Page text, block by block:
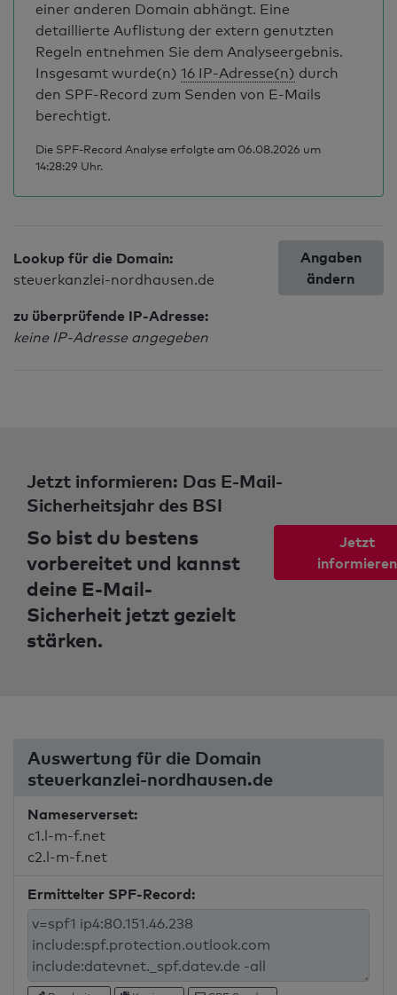
einer anderen Domain abhängt. Eine
detaillierte Auflistung der extern genutzten
Regeln entnehmen Sie dem Analyseergebnis.
Insgesamt wurde(n) 16 IP-Adresse(n) durch
den SPF-Record zum Senden von E-Mails
berechtigt.
Die SPF-Record Analyse erfolgte am 06.08.2026 um
14:28:29 Uhr.
Lookup für die Domain:
steuerkanzlei-nordhausen.de
zu überprüfende IP-Adresse:
keine IP-Adresse angegeben
Angaben
ändern
Jetzt informieren: Das E-Mail-
Sicherheitsjahr des BSI
So bist du bestens
vorbereitet und kannst
deine E-Mail-
Sicherheit jetzt gezielt
stärken.
Jetzt
informieren
Auswertung für die Domain
steuerkanzlei-nordhausen.de
Nameserverset:
c1.l-m-f.net
c2.l-m-f.net
Ermittelter SPF-Record: